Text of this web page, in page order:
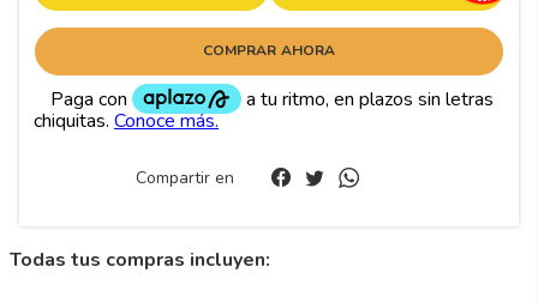
COMPRAR AHORA
Compartir en
Todas tus compras incluyen: